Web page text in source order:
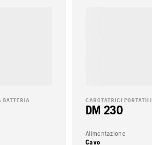
BATTERIA CAROTATRICI PORTATILI
DM 230
Alimentazione
Cavo